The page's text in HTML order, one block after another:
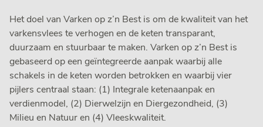
Het doel van Varken op z’n Best is om de kwaliteit van het
varkensvlees te verhogen en de keten transparant,
duurzaam en stuurbaar te maken. Varken op z’n Best is
gebaseerd op een geïntegreerde aanpak waarbij alle
schakels in de keten worden betrokken en waarbij vier
pijlers centraal staan: (1) Integrale ketenaanpak en
verdienmodel, (2) Dierwelzijn en Diergezondheid, (3)
Milieu en Natuur en (4) Vleeskwaliteit.